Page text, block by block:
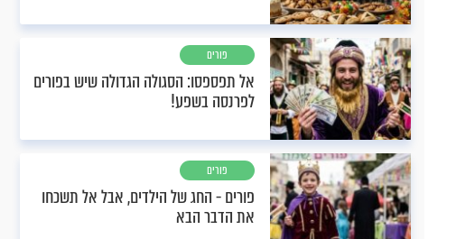
פורים
אל תפספסו: הסגולה הגדולה שיש בפורים
לפרנסה בשפע!
פורים
פורים - החג של הילדים, אבל אל תשכחו
את הדבר הבא